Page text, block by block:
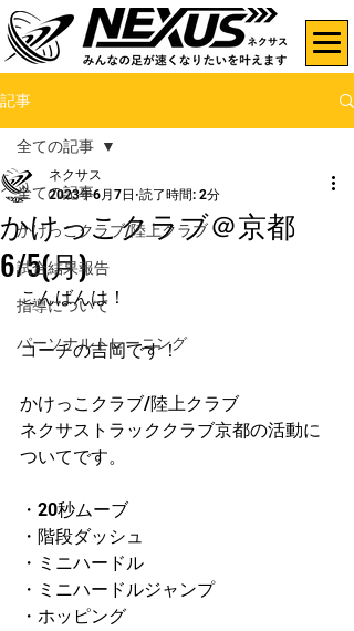
記事
全ての記事
かけっこクラブ/陸上クラブ
試合結果報告
指導について
パーソナルトレーニング
全ての記事
かけっこクラブ＠京都
6/5(月)
ネクサス
2023年6月7日 読了時間: 2分
こんばんは！
コーチの吉岡です！
かけっこクラブ/陸上クラブ
ネクサストラッククラブ京都の活動に
ついてです。
・20秒ムーブ
・階段ダッシュ
・ミニハードル
・ミニハードルジャンプ
・ホッピング